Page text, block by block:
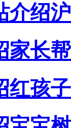
介绍
家长帮
红孩子